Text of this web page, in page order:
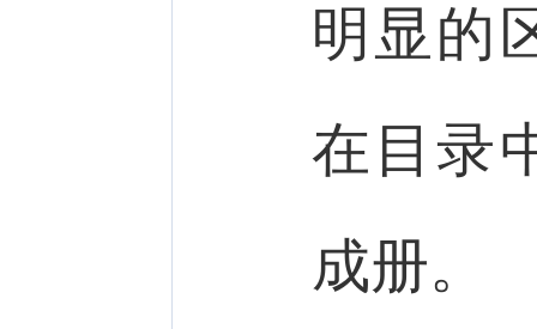
明显的
在目录
成册。